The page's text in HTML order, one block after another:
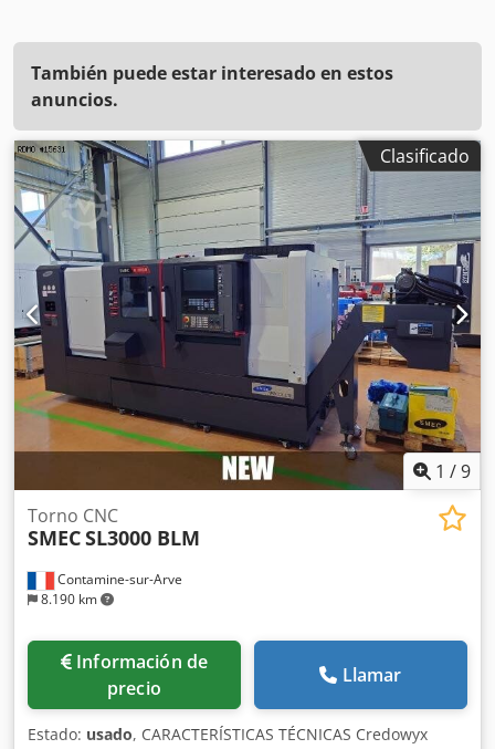
También puede estar interesado en estos
anuncios.
Clasificado
1 /9
Contamine-sur-Arve
8.190 km
Torno CNC
SMECSL3000 BLM
Información de
precio
Llamar
Estado: usado, CARACTERÍSTICAS TÉCNICAS Credowyx